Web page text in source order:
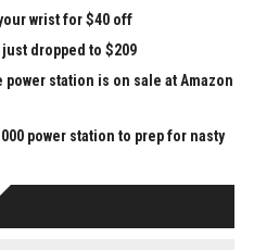
wrist for $40 off
just dropped to $209
power station is on sale at Amazon
power station to prep for nasty